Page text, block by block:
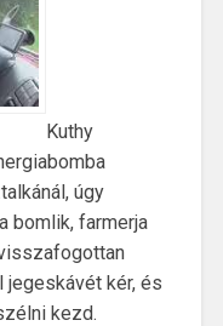
Kuthy
úgy
bomlik, farmerja
kér, és
kezd.